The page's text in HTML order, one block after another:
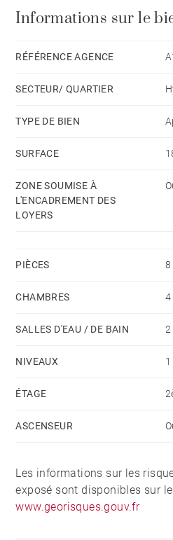
Chauffage gaz.
(frigo-congélateur, plaque de
public à proximité.
Loyer TCC : 3 400 €
régularisation annuelle : 140 €
Dépôt de garantie : 1 mois de
Bail Code Civil (9% du loyer
Informations sur le
RÉFÉRENCE AGENCE
SECTEUR/ QUARTIER
TYPE DE BIEN
SURFACE
ZONE SOUMISE À
L'ENCADREMENT DES
LOYERS
PIÈCES 8
CHAMBRES 4
SALLES D'EAU / DE BAIN 2
NIVEAUX
ÉTAGE
ASCENSEUR
Les informations sur les
exposé sont disponibles sur
www.georisques.gouv.fr